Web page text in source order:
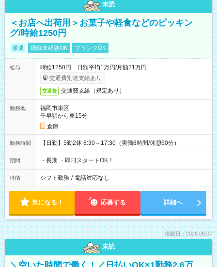
未読
＜お店へ出荷用＞お菓子や軽食などのピッキン
グ/時給1250円
派遣 職種未経験OK ブランクOK
給与
時給1250円 日額平均1万円/月額21万円
交通費別途支給あり
交通費 交通費支給（規定あり）
勤務地
福岡市東区
千早駅から車15分
倉庫
勤務時間 【日勤】5勤2休 8:30～17:30（実働8時間/休憩60分）
期間 ・長期 ・即日スタートOK！
特徴 シフト勤務 / 電話対応なし
気になる！ 応募する 詳細へ
掲載日：2026.08.07
未読
＼空いた時間で働く！／日払いOK×1勤務2.6万